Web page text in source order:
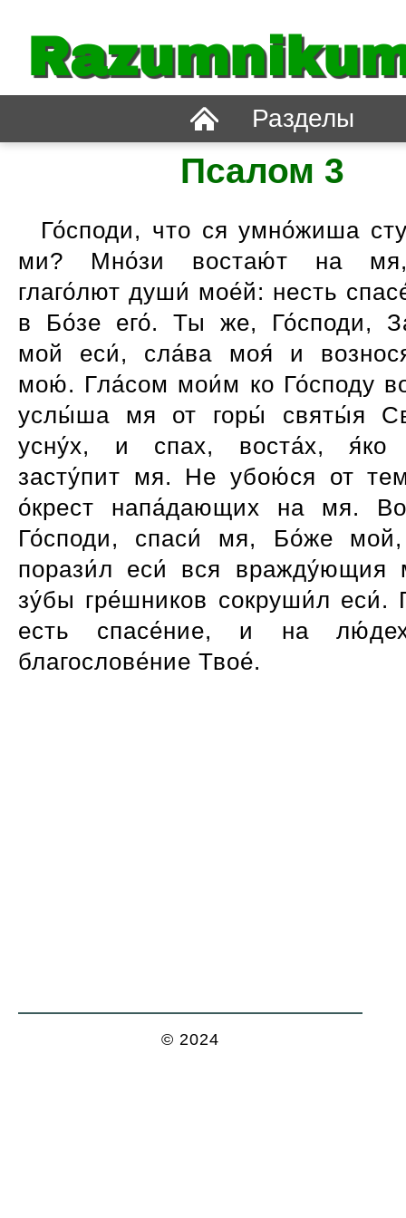
Разделы
Псалом 3
Го́споди, что ся умно́жиша
ми? Мно́зи востаю́т на
глаго́лют души́ мое́й: несть
в Бо́зе eго́. Ты же, Го́споди,
мой еси́, сла́ва моя́ и
мою́. Гла́сом мои́м ко Го́споду
услы́ша мя от горы́ святы́я
усну́х, и спах, воста́х, я́ко
засту́пит мя. Не убою́ся от
о́крест напа́дающих на мя.
Го́споди, спаси́ мя, Бо́же
порази́л еси́ вся вражду́ющия
зу́бы гре́шников сокруши́л еси́.
есть спасе́ние, и на
благослове́ние Твое́.
© 2024